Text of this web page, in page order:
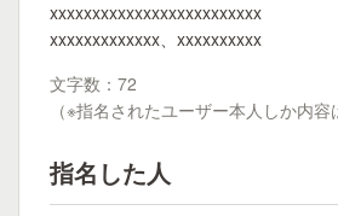
xxxxxxxxxxxxxxxxxxxxxxxxx
xxxxxxxxxxxxx、xxxxxxxxxx
文字数：72
（※指名されたユーザー本人しか内容
指名した人